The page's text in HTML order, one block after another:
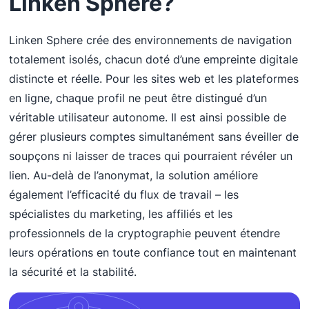
Linken Sphere crée des environnements de navigation
totalement isolés, chacun doté d’une empreinte digitale
distincte et réelle. Pour les sites web et les plateformes
en ligne, chaque profil ne peut être distingué d’un
véritable utilisateur autonome. Il est ainsi possible de
gérer plusieurs comptes simultanément sans éveiller de
soupçons ni laisser de traces qui pourraient révéler un
lien. Au-delà de l’anonymat, la solution améliore
également l’efficacité du flux de travail – les
spécialistes du marketing, les affiliés et les
professionnels de la cryptographie peuvent étendre
leurs opérations en toute confiance tout en maintenant
la sécurité et la stabilité.